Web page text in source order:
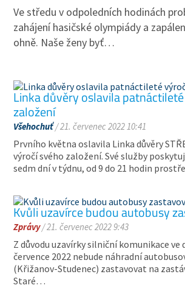
Ve středu v odpoledních hodinách
zahájení hasičské olympiády a
ohně. Naše ženy byť…
Linka důvěry oslavila
založení
Všehochuť/ 21. červenec 2022 10:41
Prvního května oslavila Linka důvěry
výročí svého založení. Své služby
sedm dní v týdnu, od 9 do 21 hodin
Kvůli uzavírce budou autobusy
Zprávy/ 21. červenec 2022 9:43
Z důvodu uzavírky silniční komunikace ve
července 2022 nebude náhradní
(Křižanov-Studenec) zastavovat na
Staré…